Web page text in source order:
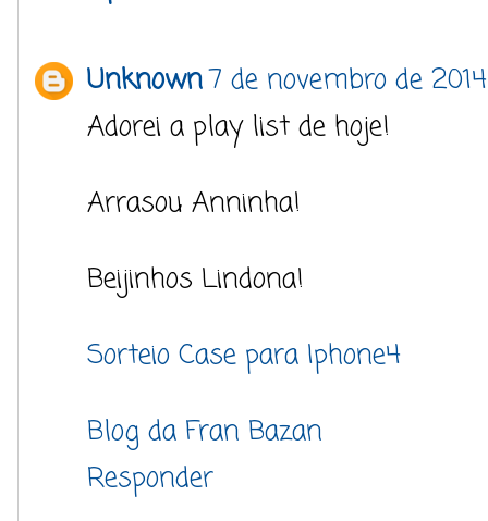
Unknown7 de novembro de
Adorei a play list de hoje!
Arrasou Anninha!
Beijinhos Lindona!
Sorteio Case para Iphone4
Blog da Fran Bazan
Responder